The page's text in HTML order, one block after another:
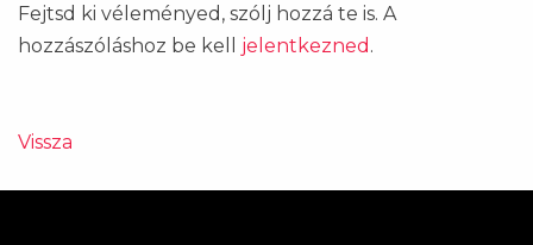
Fejtsd ki véleményed, szólj hozzá te is. A
hozzászóláshoz be kell jelentkezned .
Vissza